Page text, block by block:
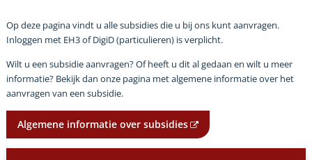
Op deze pagina vindt u alle subsidies die u bij ons kunt aanvragen.
Inloggen met EH3 of DigiD (particulieren) is verplicht.
Wilt u een subsidie aanvragen? Of heeft u dit al gedaan en wilt u meer
informatie? Bekijk dan onze pagina met algemene informatie over het
aanvragen van een subsidie.
Algemene informatie over subsidies